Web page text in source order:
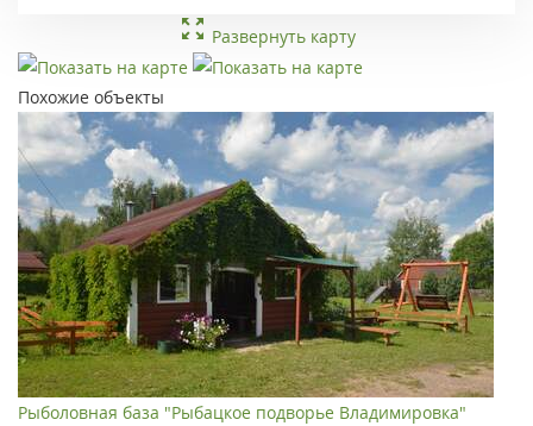
Развернуть карту
Похожие объекты
Рыболовная база "Рыбацкое подворье Владимировка"